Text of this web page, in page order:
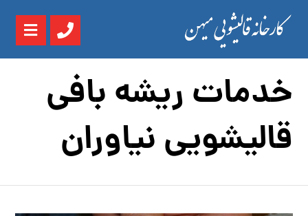
خدمات ریشه بافی
قالیشویی نیاوران